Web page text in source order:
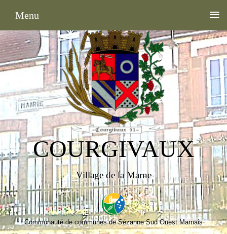
COURGIVAUX
Village de la Marne
Communauté de communes de Sézanne Sud Ouest Marnais
Menu ≡